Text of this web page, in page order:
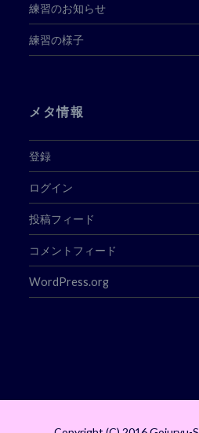
練習のお知らせ
練習の様子
メタ情報
登録
ログイン
投稿フィード
コメントフィード
WordPress.org